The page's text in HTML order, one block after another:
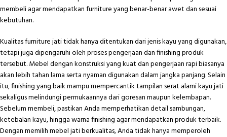
membeli agar mendapatkan furniture yang benar-benar awet dan sesuai
kebutuhan.
Kualitas furniture jati tidak hanya ditentukan dari jenis kayu yang digunakan,
tetapi juga dipengaruhi oleh proses pengerjaan dan finishing produk
tersebut. Mebel dengan konstruksi yang kuat dan pengerjaan rapi biasanya
akan lebih tahan lama serta nyaman digunakan dalam jangka panjang. Selain
itu, finishing yang baik mampu mempercantik tampilan serat alami kayu jati
sekaligus melindungi permukaannya dari goresan maupun kelembapan.
Sebelum membeli, pastikan Anda memperhatikan detail sambungan,
ketebalan kayu, hingga warna finishing agar mendapatkan produk terbaik.
Dengan memilihmebel jatiberkualitas, Anda tidak hanya memperoleh